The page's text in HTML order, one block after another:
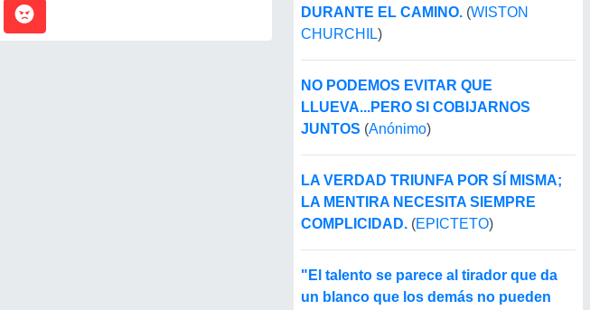
DURANTE EL CAMINO. (WISTON
CHURCHIL)
NO PODEMOS EVITAR QUE
LLUEVA...PERO SI COBIJARNOS
JUNTOS (Anónimo)
LA VERDAD TRIUNFA POR SÍ MISMA;
LA MENTIRA NECESITA SIEMPRE
COMPLICIDAD. (EPICTETO)
"El talento se parece al tirador que da
un blanco que los demás no pueden